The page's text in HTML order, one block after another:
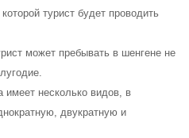
турист будет проводить
может пребывать в шенгене не
имеет несколько видов, в
двукратную и